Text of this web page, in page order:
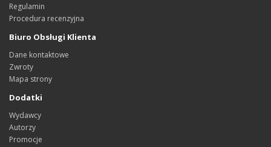
Regulamin
Procedura recenzyjna
Biuro Obsługi Klienta
Dane kontaktowe
Zwroty
Mapa strony
Dodatki
Wydawcy
Autorzy
Promocje